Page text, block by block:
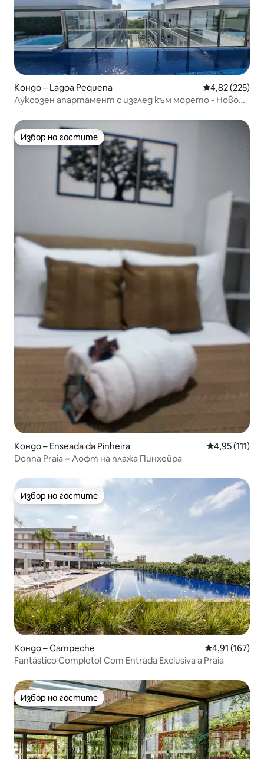
Кондо – Lagoa Pequena Средна
4,82 (225)
Луксозен апартамент с изглед към морето - Ново
Избор на гостите
Избор на гостите
Кондо – Enseada da Pinheira Средна
4,95 (111)
Donna Praia ~ Лофт на плажа Пинхейра
Избор на гостите
Избор на гостите
Кондо – Campeche Средна
4,91 (167)
Fantástico Completo! Com Entrada Exclusiva a Praia
Избор на гостите
Избор на гостите